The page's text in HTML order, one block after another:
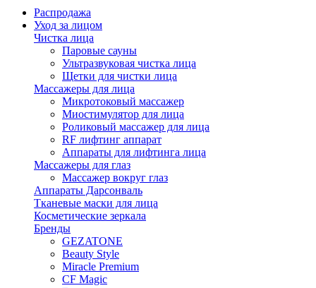
Распродажа
Уход за лицом
Чистка лица
Паровые сауны
Ультразвуковая чистка лица
Щетки для чистки лица
Массажеры для лица
Микротоковый массажер
Миостимулятор для лица
Роликовый массажер для лица
RF лифтинг аппарат
Аппараты для лифтинга лица
Массажеры для глаз
Массажер вокруг глаз
Аппараты Дарсонваль
Тканевые маски для лица
Косметические зеркала
Бренды
GEZATONE
Beauty Style
Miracle Premium
CF Magic